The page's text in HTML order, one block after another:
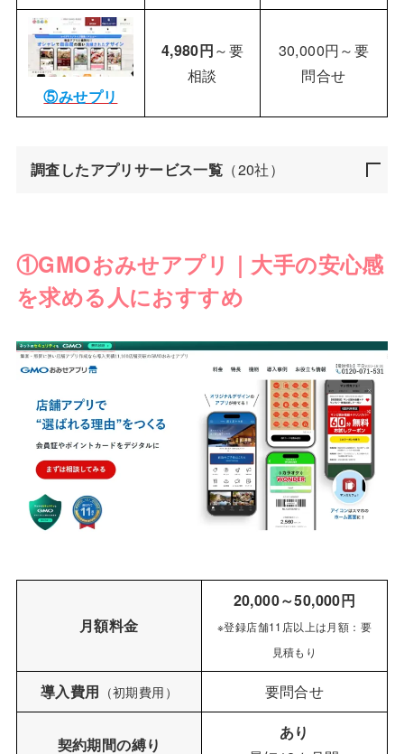
⑤みせプリ
4,980円～要
相談
30,000円～要
問合せ
調査したアプリサービス一覧 （20社）
①GMOおみせアプリ｜大手の安心感
を求める人におすすめ
月額料金
20,000～50,000円
※登録店舗11店以上は月額：要
見積もり
導入費用 （初期費用） 要問合せ
契約期間の縛り
あり